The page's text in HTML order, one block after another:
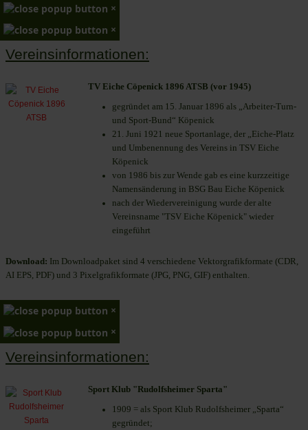
×
×
Vereinsinformationen:
TV Eiche Cöpenick 1896 ATSB (vor 1945)
gegründet am 15. Januar 1896 als „Arbeiter-Turn-
und Sport-Bund“ Köpenick
21. Juni 1921 neue Sportanlage, der „Eiche-Platz
und Umbenennung des Vereins in TSV Eiche
Köpenick
von 1986 bis zur Wende gab es eine kurzzeitige
Namensänderung in BSG Bau Eiche Köpenick
nach der Wiedervereinigung wurde der alte
Vereinsname "TSV Eiche Köpenick" wieder
eingeführt
Download: Im Downloadpaket sind 4 verschiedene Vektorgrafikformate (CDR,
AI EPS, PDF) und 3 Pixelgrafikformate (JPG, PNG, GIF) enthalten.
×
×
Vereinsinformationen:
Sport Klub "Rudolfsheimer Sparta"
1909 = als Sport Klub Rudolfsheimer „Sparta“
gegründet;